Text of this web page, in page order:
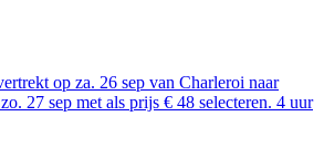
op za. 26 sep van Charleroi naar
27 sep met als prijs € 48 selecteren. 4 uur